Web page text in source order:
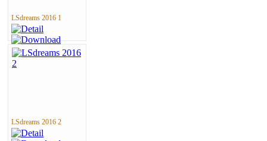
LSdreams 2016 1
LSdreams 2016 2